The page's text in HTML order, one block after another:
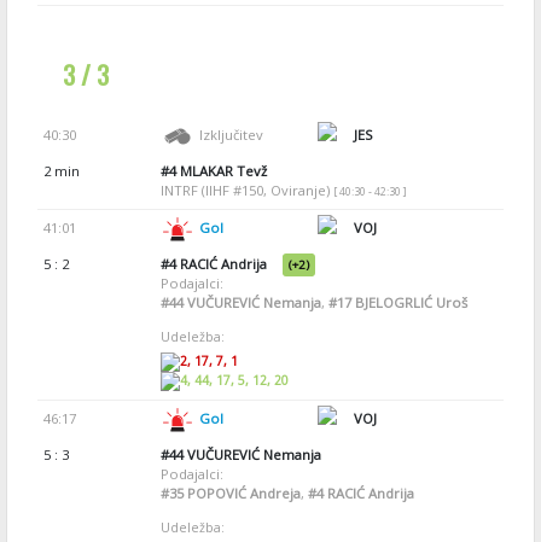
3 / 3
40:30 Izključitev
JES
2 min
#4MLAKAR Tevž
INTRF (IIHF #150, Oviranje) [ 40:30 - 42:30 ]
41:01 Gol
VOJ
5 : 2
#4RACIĆ Andrija (+2)
Podajalci:
#44VUČUREVIĆ Nemanja, #17BJELOGRLIĆ Uroš
Udeležba:
2, 17, 7, 1
4, 44, 17, 5, 12, 20
46:17 Gol
VOJ
5 : 3
#44VUČUREVIĆ Nemanja
Podajalci:
#35POPOVIĆ Andreja, #4RACIĆ Andrija
Udeležba: